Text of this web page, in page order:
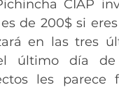
CIAP
de 200$ si
en las tres
último día de
les parece